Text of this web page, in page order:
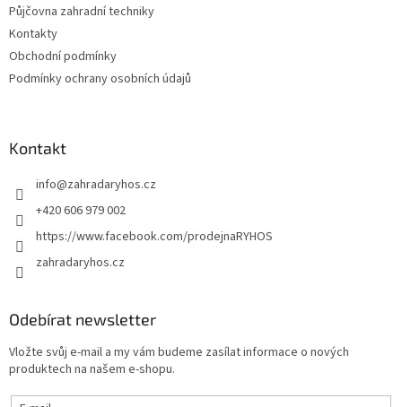
Půjčovna zahradní techniky
Kontakty
Obchodní podmínky
Podmínky ochrany osobních údajů
Kontakt
info@zahradaryhos.cz
+420 606 979 002
https://www.facebook.com/prodejnaRYHOS
zahradaryhos.cz
Odebírat newsletter
Vložte svůj e-mail a my vám budeme zasílat informace o nových
produktech na našem e-shopu.